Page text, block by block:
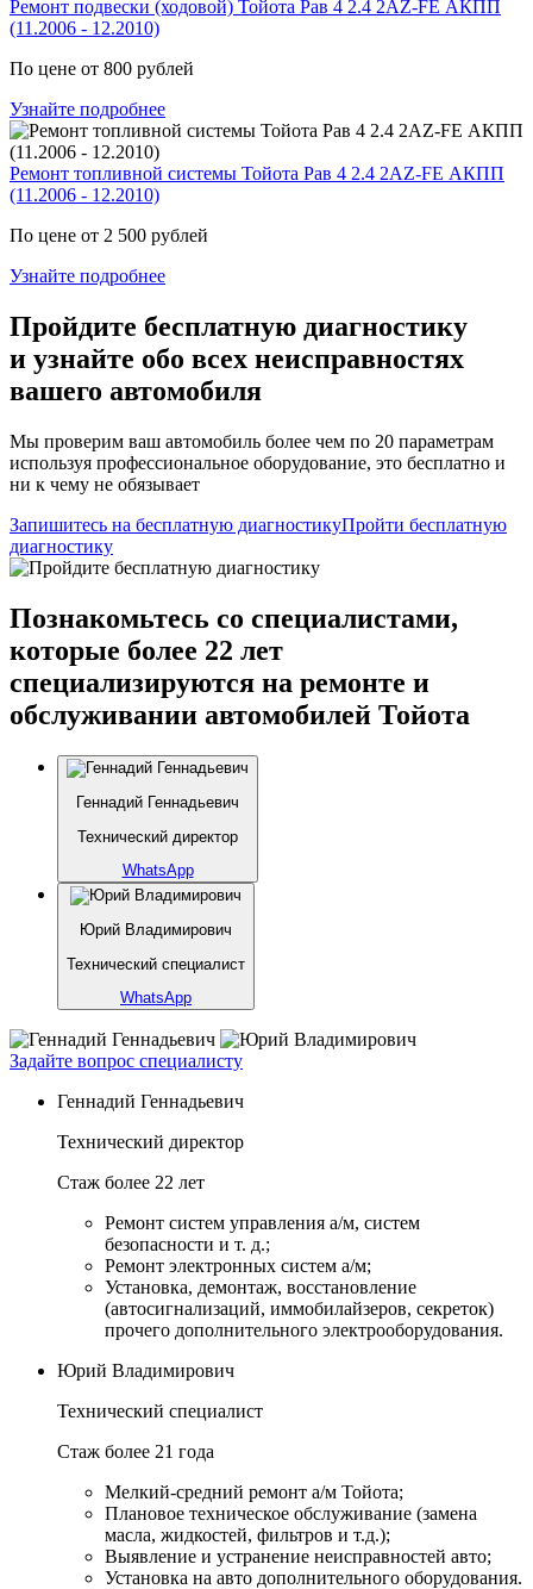
Ремонт подвески (ходовой) Тойота Рав 4 2.4 2AZ-FE АКПП
(11.2006 - 12.2010)
По цене от 800 рублей
Узнайте подробнее
Ремонт топливной системы Тойота Рав 4 2.4 2AZ-FE АКПП
(11.2006 - 12.2010)
По цене от 2 500 рублей
Узнайте подробнее
Пройдите бесплатную диагностику
и узнайте обо всех неисправностях
вашего автомобиля
Мы проверим ваш автомобиль более чем по 20 параметрам
используя профессиональное оборудование, это бесплатно и
ни к чему не обязывает
Запишитесь на бесплатную диагностикуПройти бесплатную
диагностику
Познакомьтесь со специалистами,
которые более 22 лет
специализируются на ремонте и
обслуживании автомобилей Тойота
Геннадий Геннадьевич
Технический директор
WhatsApp
Юрий Владимирович
Технический специалист
WhatsApp
Задайте вопрос специалисту
Геннадий Геннадьевич
Технический директор
Стаж более 22 лет
Ремонт систем управления а/м, систем
безопасности и т. д.;
Ремонт электронных систем а/м;
Установка, демонтаж, восстановление
(автосигнализаций, иммобилайзеров, секреток)
прочего дополнительного электрооборудования.
Юрий Владимирович
Технический специалист
Стаж более 21 года
Мелкий-средний ремонт а/м Тойота;
Плановое техническое обслуживание (замена
масла, жидкостей, фильтров и т.д.);
Выявление и устранение неисправностей авто;
Установка на авто дополнительного оборудования.